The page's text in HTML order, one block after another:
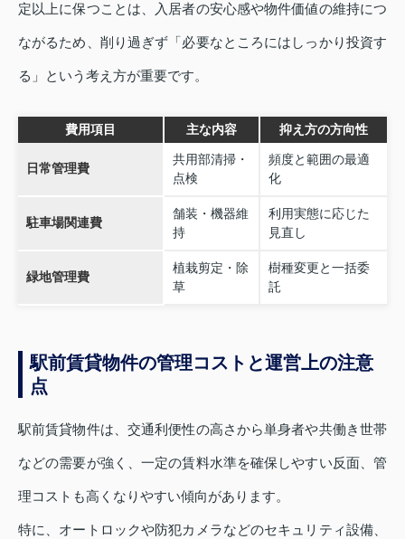
定以上に保つことは、入居者の安心感や物件価値の維持につ
ながるため、削り過ぎず「必要なところにはしっかり投資す
る」という考え方が重要です。
費用項目 主な内容 抑え方の方向性
日常管理費
共用部清掃・
点検
頻度と範囲の最適
化
駐車場関連費
舗装・機器維
持
利用実態に応じた
見直し
緑地管理費
植栽剪定・除
草
樹種変更と一括委
託
駅前賃貸物件の管理コストと運営上の注意
点
駅前賃貸物件は、交通利便性の高さから単身者や共働き世帯
などの需要が強く、一定の賃料水準を確保しやすい反面、管
理コストも高くなりやすい傾向があります。
特に、オートロックや防犯カメラなどのセキュリティ設備、